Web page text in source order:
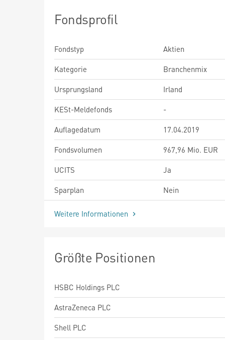
Fondsprofil
Fondstyp
Aktien
Kategorie
Branchenmix
Ursprungsland
Irland
KESt-Meldefonds
-
Auflagedatum
17.04.2019
Fondsvolumen
967,96 Mio. EUR
UCITS
Ja
Sparplan
Nein
Weitere Informationen
Größte Positionen
HSBC Holdings PLC
AstraZeneca PLC
Shell PLC